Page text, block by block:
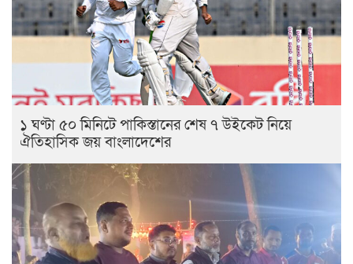
১ ঘণ্টা ৫০ মিনিটে পাকিস্তানের শেষ ৭ উইকেট নিয়ে
ঐতিহাসিক জয় বাংলাদেশের